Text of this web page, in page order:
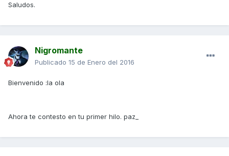
Saludos.
Nigromante
Publicado 15 de Enero del 2016
Bienvenido :la ola
Ahora te contesto en tu primer hilo. paz_